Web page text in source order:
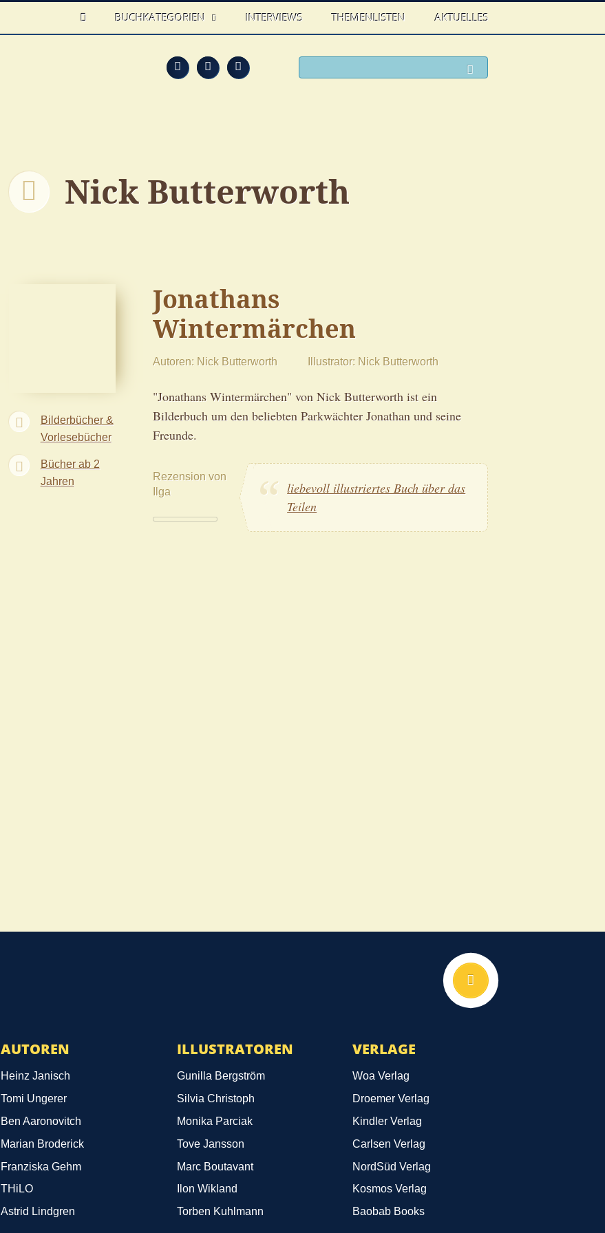
HOME
BUCHKATEGORIEN INTERVIEWS THEMENLISTEN AKTUELLES
Feed FacebookTwitter
Nick Butterworth
Jonathans
Wintermärchen
Autoren Nick Butterworth Illustrator Nick Butterworth
"Jonathans Wintermärchen" von Nick Butterworth ist ein
Bilderbuch um den beliebten Parkwächter Jonathan und seine
Freunde.
Rezension von
Ilga
liebevoll illustriertes Buch über das
Teilen
Bilderbücher &
Vorlesebücher
Bücher ab 2
Jahren
AUTOREN
Heinz Janisch
Tomi Ungerer
Ben Aaronovitch
Marian Broderick
Franziska Gehm
THiLO
Astrid Lindgren
ILLUSTRATOREN
Gunilla Bergström
Silvia Christoph
Monika Parciak
Tove Jansson
Marc Boutavant
Ilon Wikland
Torben Kuhlmann
VERLAGE
Woa Verlag
Droemer Verlag
Kindler Verlag
Carlsen Verlag
NordSüd Verlag
Kosmos Verlag
Baobab Books